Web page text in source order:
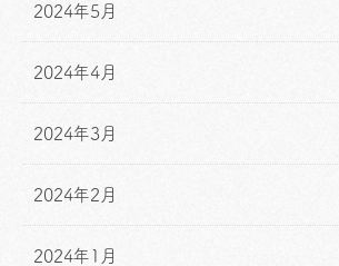
2024年5月
2024年4月
2024年3月
2024年2月
2024年1月